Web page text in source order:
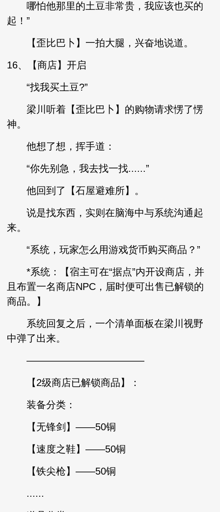
哪怕他那里的土豆非常贵，我应该也买的
起！”
【歪比巴卜】一拍大腿，兴奋地说道。
16、【商店】开启
“找我买土豆?”
梁川听着【歪比巴卜】的购物请求愣了愣
神。
他想了想，挥手道：
“你先别急，我去找一找......”
他回到了【石屋避难所】。
说是找东西，实则在脑海中与系统沟通起
来。
“系统，玩家怎么用游戏货币购买商品？”
*系统：【宿主可在“据点”内开设商店，并
且布置一名商店NPC，届时便可出售已解锁的
商品。】
系统回复之后，一个清单面板在梁川视野
中弹了出来。
————————————
【2级商店已解锁商品】：
装备分类：
【无锋剑】——50铜
【速度之鞋】——50铜
【铁尖枪】——50铜
......